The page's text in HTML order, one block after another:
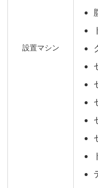
設置マシン